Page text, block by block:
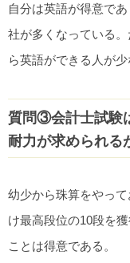
自分は英語が得意で
社が多くなっている
ら英語ができる人が
質問③会計士試験
耐力が求められる
幼少から珠算をやっ
け最高段位の10段を
ことは得意である。